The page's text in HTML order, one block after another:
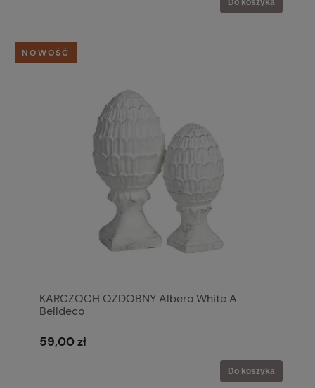
Do koszyka
KARCZOCH OZDOBNY Albero White A
Belldeco
59,00 zł
Do koszyka
NOWOŚĆ